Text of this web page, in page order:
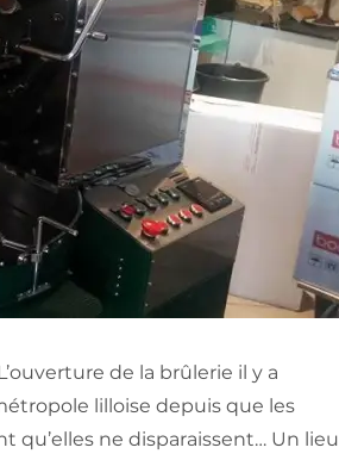
de la brûlerie il y a
lilloise depuis que les
qu’elles ne disparaissent… Un lieu